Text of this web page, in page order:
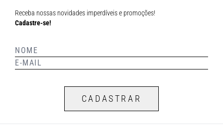
Receba nossas novidades imperdíveis e promoções!
Cadastre-se!
CADASTRAR